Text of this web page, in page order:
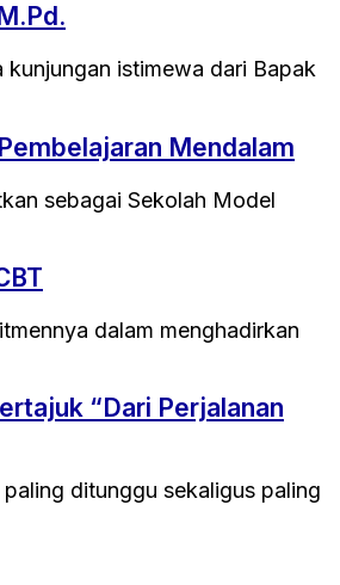
kunjungan istimewa dari Bapak
Mendalam
sebagai Sekolah Model
dalam menghadirkan
“Dari Perjalanan
ditunggu sekaligus paling